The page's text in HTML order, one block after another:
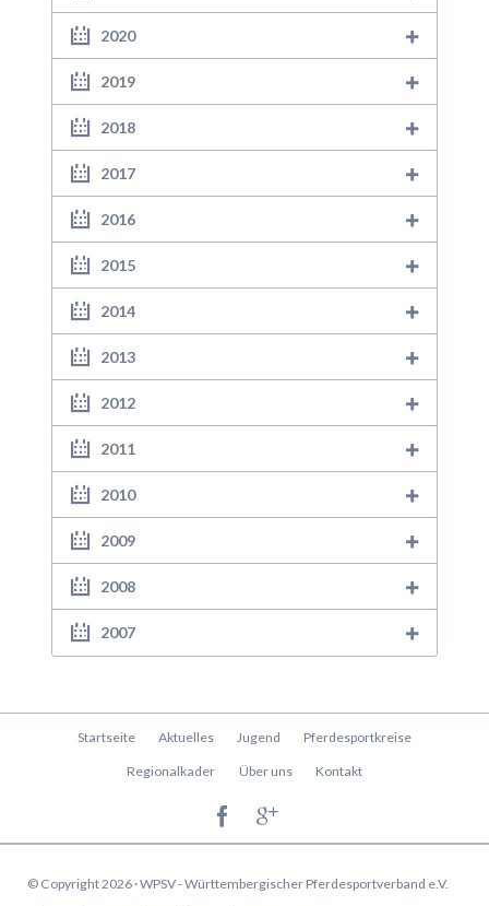
2020
2019
2018
2017
2016
2015
2014
2013
2012
2011
2010
2009
2008
2007
Navigation
Startseite Aktuelles Jugend Pferdesportkreise
Regionalkader Über uns Kontakt
© Copyright 2026 · WPSV - Württembergischer Pferdesportverband e.V.